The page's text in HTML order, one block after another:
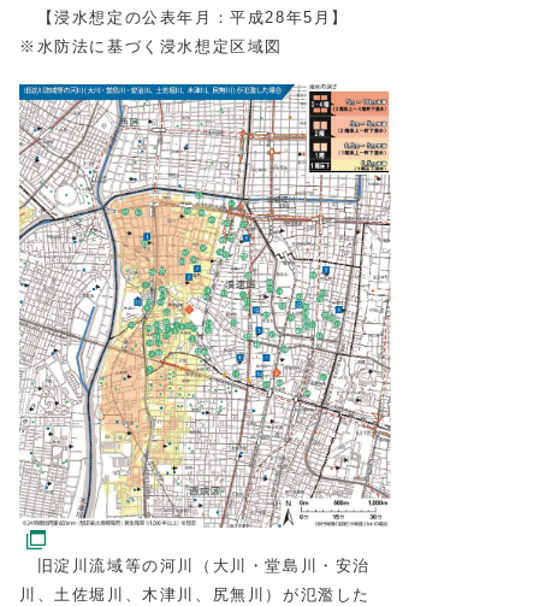
【浸水想定の公表年月：平成28年5月】
※水防法に基づく浸水想定区域図
旧淀川流域等の河川（大川・堂島川・安治
川、土佐堀川、木津川、尻無川）が氾濫した